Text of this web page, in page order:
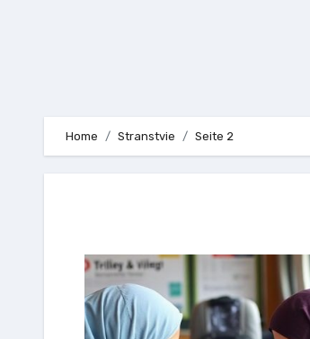
Home Stranstvie Seite 2